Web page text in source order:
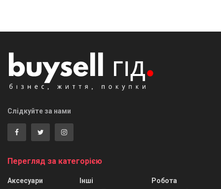
Слідкуйте за нами
Перегляд за категорією
Аксесуари
Інші
Робота